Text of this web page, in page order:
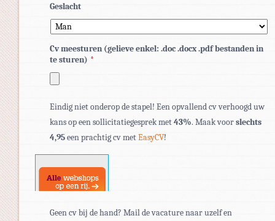
Geslacht
Cv meesturen (gelieve enkel: .doc .docx .pdf bestanden in
te sturen) *
bestandstypen:
pdf,
doc,
docx.
Eindig niet onderop de stapel! Een opvallend cv verhoogd uw
kans op een sollicitatiegesprek met43%. Maak voorslechts
4,95een prachtig cv metEasyCV!
Geen cv bij de hand? Mail de vacature naar uzelf en